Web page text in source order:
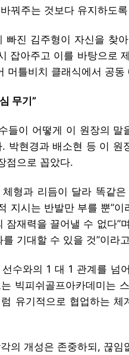
꿔주는 것보다 유지하도
빠진 김주형이 자신을 찾
잡아주고 이를 바탕으로
머틀비치 클래식에서 공
무기”
들이 어떻게 이 원장의 말
. 박현경과 배소현 등 이
점으로 꼽았다.
형과 리듬이 달라 똑같
지시는 반발만 부를 뿐”
잠재력을 끌어낼 수 없다”
기대할 수 있을 것”이라
수와의 1 대 1 관계를 넘
빅피쉬골프아카데미는
유기적으로 협업하는
의 개성은 존중하되, 끊